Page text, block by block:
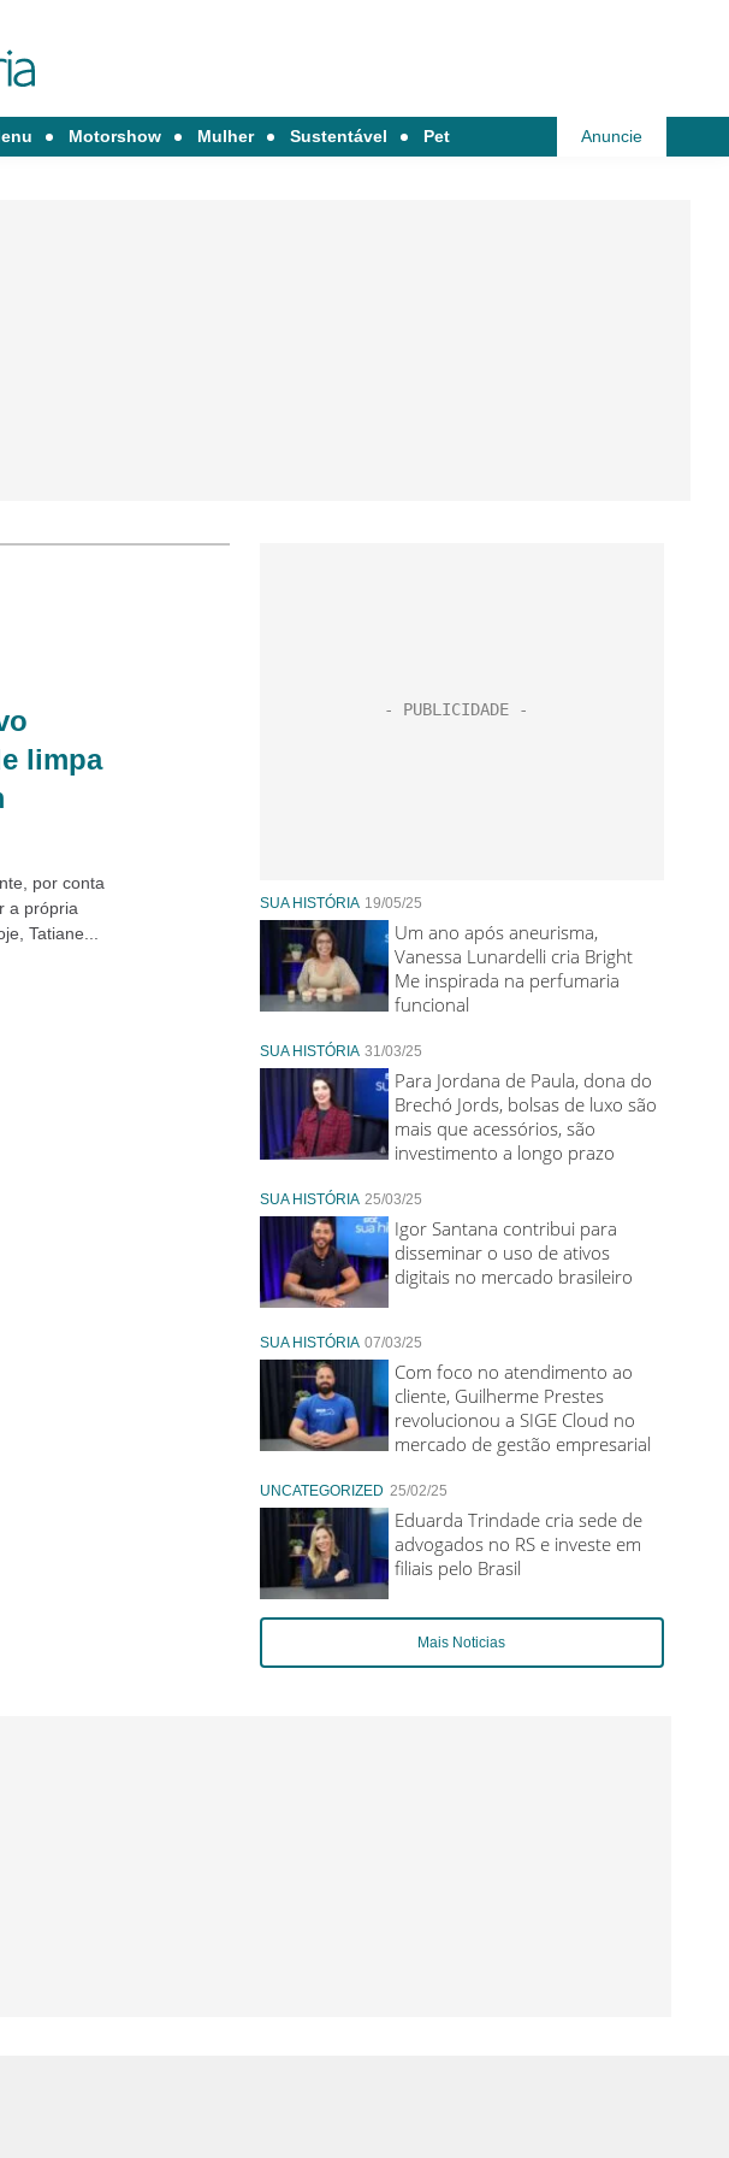
Motorshow Mulher Sustentável Pet Anuncie
limpa
por conta
a própria
Tatiane...
SUA HISTÓRIA 19/05/25
Um ano após aneurisma,
Vanessa Lunardelli cria Bright
Me inspirada na perfumaria
funcional
SUA HISTÓRIA 31/03/25
Para Jordana de Paula, dona do
Brechó Jords, bolsas de luxo são
mais que acessórios, são
investimento a longo prazo
SUA HISTÓRIA 25/03/25
Igor Santana contribui para
disseminar o uso de ativos
digitais no mercado brasileiro
SUA HISTÓRIA 07/03/25
Com foco no atendimento ao
cliente, Guilherme Prestes
revolucionou a SIGE Cloud no
mercado de gestão empresarial
UNCATEGORIZED 25/02/25
Eduarda Trindade cria sede de
advogados no RS e investe em
filiais pelo Brasil
Mais Noticias